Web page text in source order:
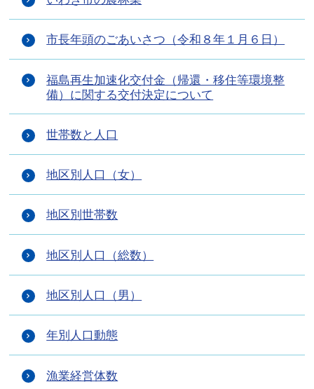
市長年頭のごあいさつ（令和８年１月６日）
福島再生加速化交付金（帰還・移住等環境整
備）に関する交付決定について
世帯数と人口
地区別人口（女）
地区別世帯数
地区別人口（総数）
地区別人口（男）
年別人口動態
漁業経営体数